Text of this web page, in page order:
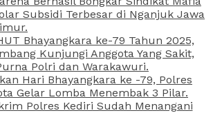
Subsidi Terbesar di Nganjuk Jawa
Bhayangkara ke-79 Tahun 2025,
Kunjungi Anggota Yang Sakit,
Polri dan Warakawuri.
Hari Bhayangkara ke -79, Polres
Gelar Lomba Menembak 3 Pilar.
Polres Kediri Sudah Menangani